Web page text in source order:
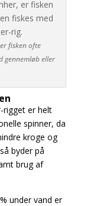
fisken ofte
gennemløb eller
rigget er helt
spinner, da
kroge og
byder på
brug af
under vand er